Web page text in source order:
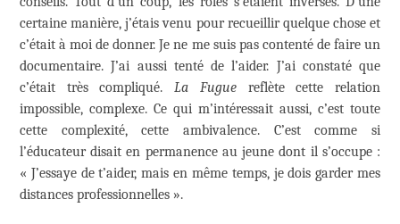
certaine manière, j’étais venu pour recueillir quelque chose et
c’était à moi de donner. Je ne me suis pas contenté de faire un
documentaire. J’ai aussi tenté de l’aider. J’ai constaté que
c’était très compliqué.La Fuguereflète cette relation
impossible, complexe. Ce qui m’intéressait aussi, c’est toute
cette complexité, cette ambivalence. C’est comme si
l’éducateur disait en permanence au jeune dont il s’occupe :
« J’essaye de t’aider, mais en même temps, je dois garder mes
distances professionnelles ».